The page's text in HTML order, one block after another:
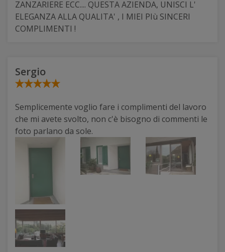
ZANZARIERE ECC.... QUESTA AZIENDA, UNISCI L'
ELEGANZA ALLA QUALITA' , I MIEI PIù SINCERI
COMPLIMENTI !
Sergio
Semplicemente voglio fare i complimenti del lavoro
che mi avete svolto, non c'è bisogno di commenti le
foto parlano da sole.